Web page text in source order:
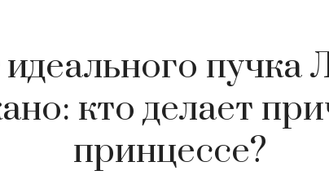
пучка
кто делает
принцессе?